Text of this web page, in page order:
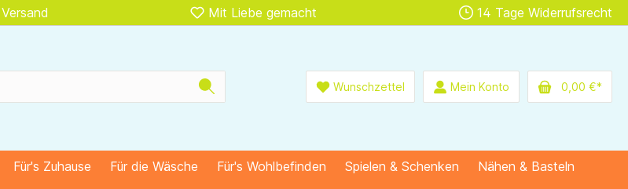
Mit Liebe gemacht 14 Tage Widerrufsrecht
Wunschzettel Mein Konto 0,00 €*
Für's Zuhause Für die Wäsche Für's Wohlbefinden Spielen & Schenken
Nähen & Basteln